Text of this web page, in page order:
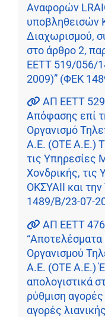
Αναφορών
υποβληθεισών
Διαχωρισμού,
στο άρθρο 2,
ΕΕΤΤ 519/056/
2009)” (ΦΕΚ
ΑΠ ΕΕΤΤ
Απόφασης επί
Οργανισμό
Α.Ε. (ΟΤΕ Α.Ε.)
τις
Χονδρικής,
ΟΚΣΥΑΙΙ και
1489/Β/23-07-
ΑΠ ΕΕΤΤ
“Αποτελέσματα
Οργανισμού
Α.Ε. (ΟΤΕ Α.Ε.)
απολογιστικά
ρύθμιση
αγορές